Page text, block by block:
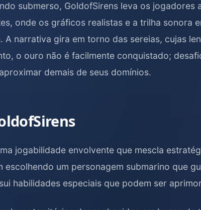
submerso, GoldofSirens leva os jogadores
onde os gráficos realistas e a trilha sonora
A narrativa gira em torno das sereias, cujas
o ouro não é facilmente conquistado;
demais de seus domínios.
jogabilidade envolvente que mescla
escolhendo um personagem submarino que
habilidades especiais que podem ser